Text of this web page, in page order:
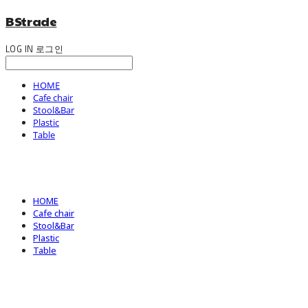
BStrade
LOG IN 로그인
HOME
Cafe chair
Stool&Bar
Plastic
Table
HOME
Cafe chair
Stool&Bar
Plastic
Table